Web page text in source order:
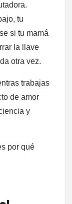
tu
si tu mamá
la llave
otra vez.
trabajas
de amor
y
por qué